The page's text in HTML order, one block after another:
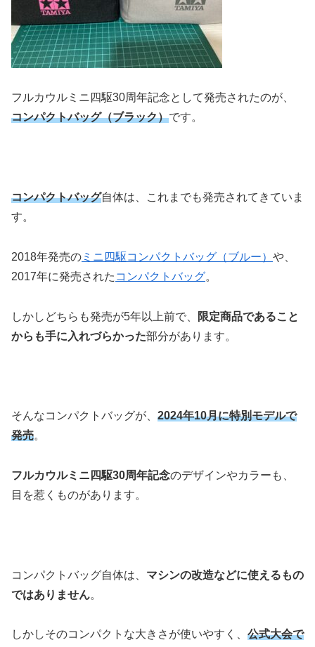
フルカウルミニ四駆30周年記念として発売されたのが、
コンパクトバッグ（ブラック）です。
コンパクトバッグ自体は、これまでも発売されてきていま
す。
2018年発売の ミニ四駆コンパクトバッグ（ブルー） や、
2017年に発売された コンパクトバッグ。
しかしどちらも発売が5年以上前で、
限定商品であること
からも手に入れづらかった部分があります。
そんなコンパクトバッグが、 2024年10月に特別モデルで
発売。
フルカウルミニ四駆30周年記念のデザインやカラーも、
目を惹くものがあります。
コンパクトバッグ自体は、 マシンの改造などに使えるもの
ではありません。
しかしそのコンパクトな大きさが使いやすく、 公式大会で